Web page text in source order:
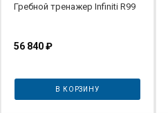
Гребной тренажер Infiniti R99
56 840₽
В КОРЗИНУ